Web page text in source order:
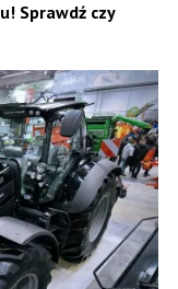
Sprawdź czy